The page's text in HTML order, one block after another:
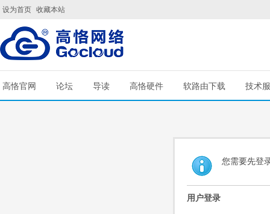
设为首页 收藏本站
高恪官网 论坛 导读 高恪硬件 软路由下载 技术
您需要先登
用户登录